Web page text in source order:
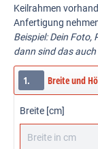
Keilrahmen
Anfertigung
Beispiel: Dein Foto,
dann sind das
1. Breite und
Breite [cm]